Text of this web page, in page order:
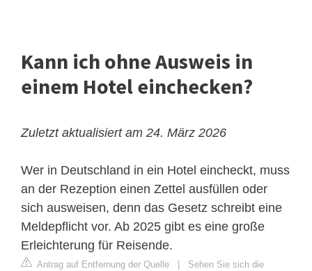
Kann ich ohne Ausweis in
einem Hotel einchecken?
Zuletzt aktualisiert am 24. März 2026
Wer in Deutschland in ein Hotel eincheckt, muss
an der Rezeption einen Zettel ausfüllen oder
sich ausweisen, denn das Gesetz schreibt eine
Meldepflicht vor. Ab 2025 gibt es eine große
Erleichterung für Reisende.
Antrag auf Entfernung der Quelle
Sehen Sie sich die